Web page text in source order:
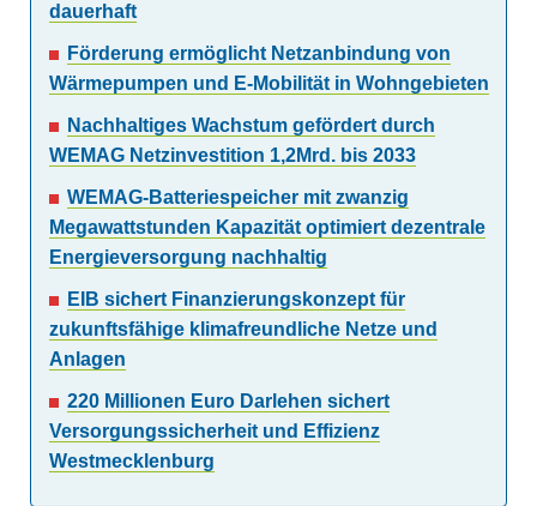
dauerhaft
Förderung ermöglicht Netzanbindung von
Wärmepumpen und E-Mobilität in Wohngebieten
Nachhaltiges Wachstum gefördert durch
WEMAG Netzinvestition 1,2Mrd. bis 2033
WEMAG-Batteriespeicher mit zwanzig
Megawattstunden Kapazität optimiert dezentrale
Energieversorgung nachhaltig
EIB sichert Finanzierungskonzept für
zukunftsfähige klimafreundliche Netze und
Anlagen
220 Millionen Euro Darlehen sichert
Versorgungssicherheit und Effizienz
Westmecklenburg